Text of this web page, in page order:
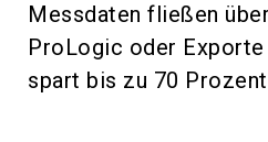
Messdaten fließen
ProLogic oder
spart bis zu 70